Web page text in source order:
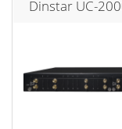
Dinstar UC-